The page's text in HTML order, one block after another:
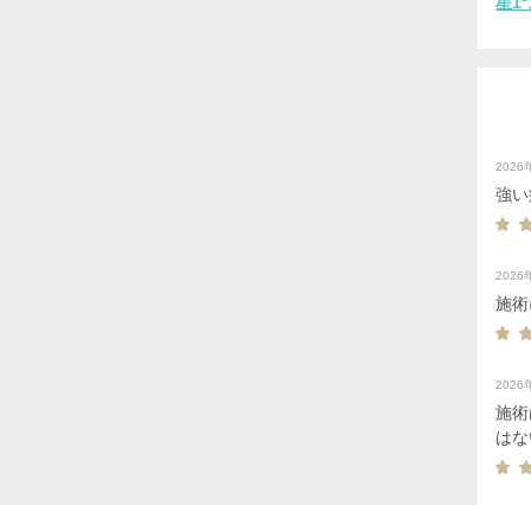
2026
強
2026
施
2026
施
はな
痛